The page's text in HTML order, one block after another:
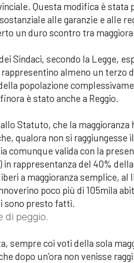
Questa modifica è stata
alle garanzie e alle
un duro scontro tra
Sindaci, secondo la Legge,
rappresentino almeno un terzo
popolazione
è stato anche a Reggio.
Statuto, che la maggioranza
qualora non si raggiungesse
comunque valida con la
in rappresentanza del 40%
a maggioranza semplice,
poco più di 105mila
sono presto fatti.
di peggio.
sempre coi voti della sola
dopo un’ora non venisse